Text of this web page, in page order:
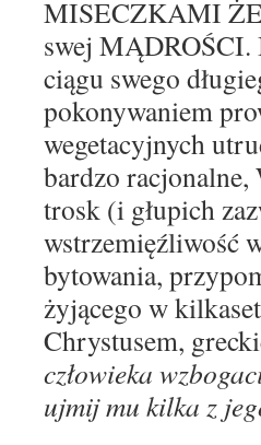
MISECZKAMI
swej MĄDROŚCI.
ciągu swego
pokonywaniem
wegetacyjnych
bardzo
trosk (i głupich
wstrzemięźliwość
bytowania,
żyjącego w
Chrystusem,
człowieka
ujmij mu kilka z